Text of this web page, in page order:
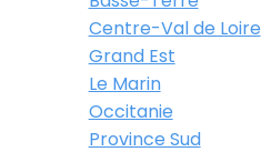
Centre-Val de Loire
Grand Est
Le Marin
Occitanie
Province Sud